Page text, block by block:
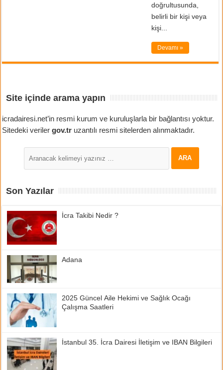
doğrultusunda,
belirli bir kişi veya
kişi...
Devamı »
Site içinde arama yapın
icradairesi.net’in resmi kurum ve kuruluşlarla bir bağlantısı yoktur.
Sitedeki verilergov.tr uzantılı resmi sitelerden alınmaktadır.
Son Yazılar
İcra Takibi Nedir ?
Adana
2025 Güncel Aile Hekimi ve Sağlık Ocağı
Çalışma Saatleri
İstanbul 35. İcra Dairesi İletişim ve IBAN Bilgileri